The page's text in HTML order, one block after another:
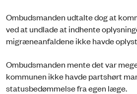
Ombudsmanden udtalte dog at
ved at undlade at indhente
migræneanfaldene ikke havde
Ombudsmanden mente det var
kommunen ikke havde partshørt
statusbedømmelse fra egen læge.